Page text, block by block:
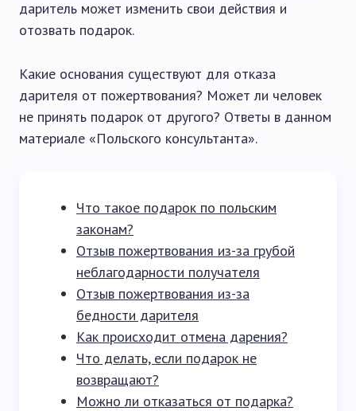
даритель может изменить свои действия и
отозвать подарок.
Какие основания существуют для отказа
дарителя от пожертвования? Может ли человек
не принять подарок от другого? Ответы в данном
материале «Польского консультанта».
Что такое подарок по польским
законам?
Отзыв пожертвования из-за грубой
неблагодарности получателя
Отзыв пожертвования из-за
бедности дарителя
Как происходит отмена дарения?
Что делать, если подарок не
возвращают?
Можно ли отказаться от подарка?